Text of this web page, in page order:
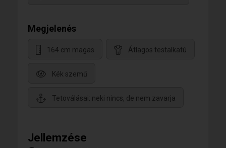
Megjelenés
164 cm magas Átlagos testalkatú
Kék szemű
Tetoválásai: neki nincs, de nem zavarja
Jellemzése